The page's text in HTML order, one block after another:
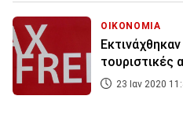
ΟΙΚΟΝΟΜΙΑ
τουριστικές
23 Ιαν 2020